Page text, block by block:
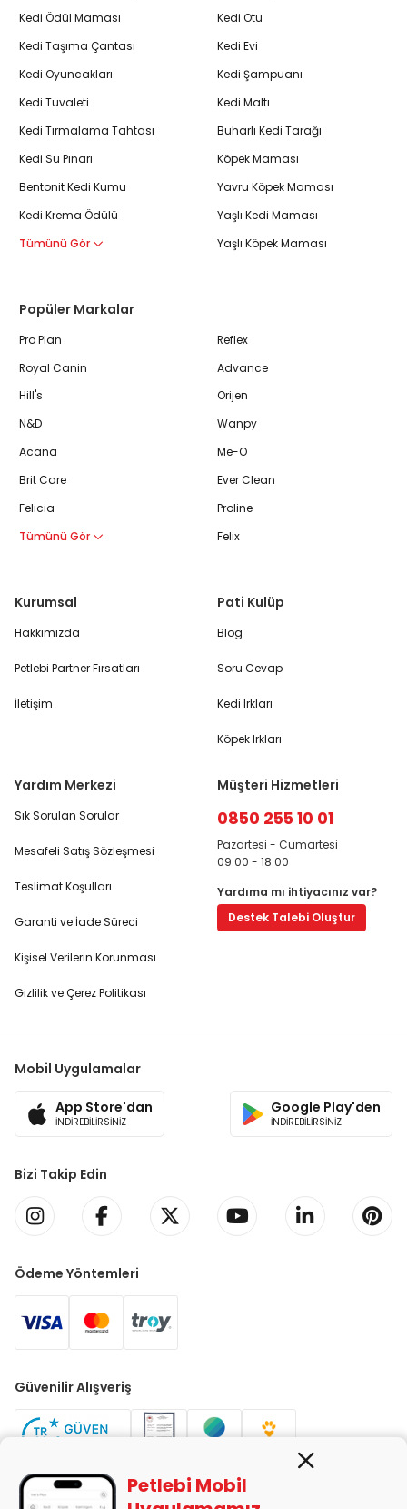
Kedi Ödül Maması
Kedi Taşıma Çantası
Kedi Oyuncakları
Kedi Tuvaleti
Kedi Tırmalama Tahtası
Kedi Su Pınarı
Bentonit Kedi Kumu
Kedi Krema Ödülü
Tümünü Gör
Kedi Otu
Kedi Evi
Kedi Şampuanı
Kedi Maltı
Buharlı Kedi Tarağı
Köpek Maması
Yavru Köpek Maması
Yaşlı Kedi Maması
Yaşlı Köpek Maması
Popüler Markalar
Pro Plan
Royal Canin
Hill's
N&D
Acana
Brit Care
Felicia
Tümünü Gör
Reflex
Advance
Orijen
Wanpy
Me-O
Ever Clean
Proline
Felix
Kurumsal
Hakkımızda
Petlebi Partner Fırsatları
İletişim
Pati Kulüp
Blog
Soru Cevap
Kedi Irkları
Köpek Irkları
Yardım Merkezi
Sık Sorulan Sorular
Mesafeli Satış Sözleşmesi
Teslimat Koşulları
Garanti ve İade Süreci
Kişisel Verilerin Korunması
Gizlilik ve Çerez Politikası
Müşteri Hizmetleri
0850 255 10 01
Pazartesi - Cumartesi
09:00 - 18:00
Yardıma mı ihtiyacınız var?
Destek Talebi Oluştur
Mobil Uygulamalar
App Store'dan
İNDİREBİLİRSİNİZ
Google Play'den
İNDİREBİLİRSİNİZ
Bizi Takip Edin
Ödeme Yöntemleri
Güvenilir Alışveriş
Petlebi Mobil